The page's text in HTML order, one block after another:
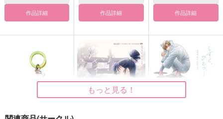
作品詳細 作品詳細 作品詳細
もっと見る！